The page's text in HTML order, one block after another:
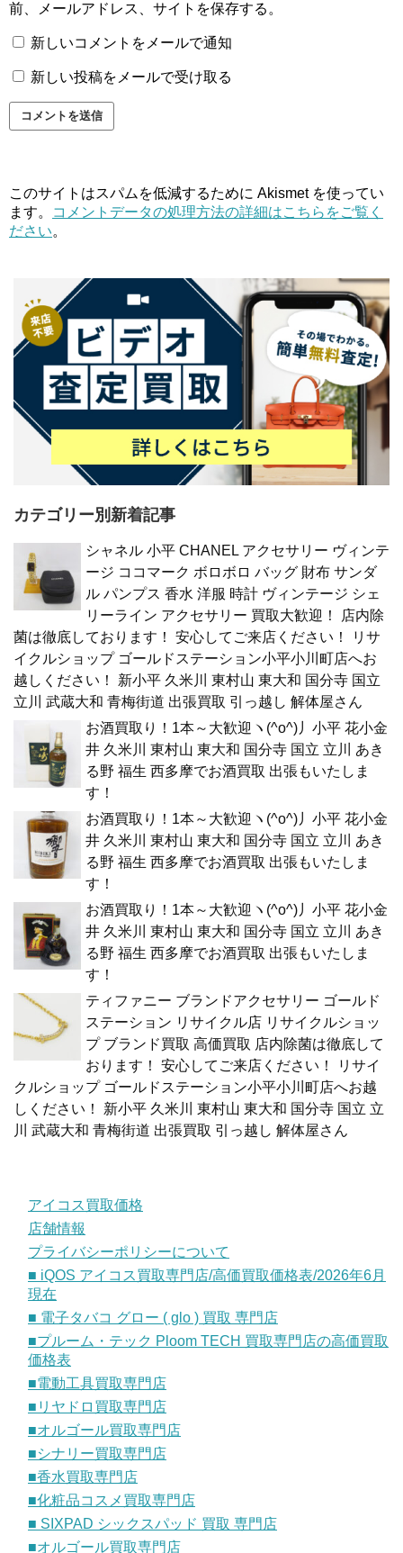
前、メールアドレス、サイトを保存する。
新しいコメントをメールで通知
新しい投稿をメールで受け取る
このサイトはスパムを低減するために Akismet を使ってい
ます。
コメントデータの処理方法の詳細はこちらをご覧く
ださい。
カテゴリー別新着記事
シャネル 小平 CHANEL アクセサリー ヴィンテ
ージ ココマーク ボロボロ バッグ 財布 サンダ
ル パンプス 香水 洋服 時計 ヴィンテージ シェ
リーライン アクセサリー 買取大歓迎！ 店内除
菌は徹底しております！ 安心してご来店ください！ リサ
イクルショップ ゴールドステーション小平小川町店へお
越しください！ 新小平 久米川 東村山 東大和 国分寺 国立
立川 武蔵大和 青梅街道 出張買取 引っ越し 解体屋さん
お酒買取り！1本～大歓迎ヽ(^o^)丿小平 花小金
井 久米川 東村山 東大和 国分寺 国立 立川 あき
る野 福生 西多摩でお酒買取 出張もいたしま
す！
お酒買取り！1本～大歓迎ヽ(^o^)丿小平 花小金
井 久米川 東村山 東大和 国分寺 国立 立川 あき
る野 福生 西多摩でお酒買取 出張もいたしま
す！
お酒買取り！1本～大歓迎ヽ(^o^)丿小平 花小金
井 久米川 東村山 東大和 国分寺 国立 立川 あき
る野 福生 西多摩でお酒買取 出張もいたしま
す！
ティファニー ブランドアクセサリー ゴールド
ステーション リサイクル店 リサイクルショッ
プ ブランド買取 高価買取 店内除菌は徹底して
おります！ 安心してご来店ください！ リサイ
クルショップ ゴールドステーション小平小川町店へお越
しください！ 新小平 久米川 東村山 東大和 国分寺 国立 立
川 武蔵大和 青梅街道 出張買取 引っ越し 解体屋さん
アイコス買取価格
店舗情報
プライバシーポリシーについて
■ iQOS アイコス買取専門店/高価買取価格表/2026年6月
現在
■ 電子タバコ グロー ( glo ) 買取 専門店
■プルーム・テック Ploom TECH 買取専門店の高価買取
価格表
■電動工具買取専門店
■リヤドロ買取専門店
■オルゴール買取専門店
■シナリー買取専門店
■香水買取専門店
■化粧品コスメ買取専門店
■ SIXPAD シックスパッド 買取 専門店
■オルゴール買取専門店